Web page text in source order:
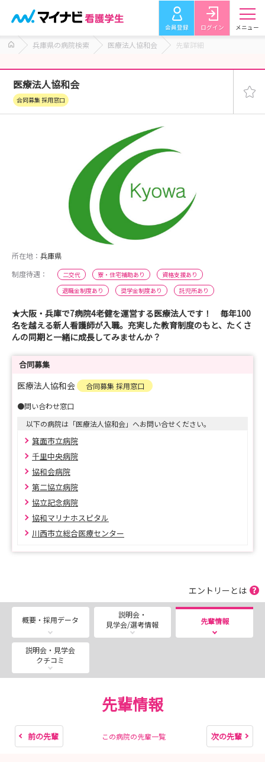
会員登録 ログイン メニュー
兵庫県の病院検索 医療法人協和会 先輩詳細
医療法人協和会
合同募集 採用窓口
所在地： 兵庫県
制度待遇：
二交代 寮・住宅補助あり
資格支援あり
退職金制度あり
奨学金制度あり 託児所あり
★大阪・兵庫で7病院4老健を運営する医療法人です！ 毎年100
名を越える新人看護師が入職。充実した教育制度のもと、たくさ
んの同期と一緒に成長してみませんか？
合同募集
医療法人協和会
合同募集 採用窓口
●問い合わせ窓口
以下の病院は「医療法人協和会」へお問い合せください。
箕面市立病院
千里中央病院
協和会病院
第二協立病院
協立記念病院
協和マリナホスピタル
川西市立総合医療センター
エントリーとは
概要・採用データ
説明会・
見学会/選考情報
先輩情報
説明会・見学会
クチコミ
先輩情報
前の先輩 この病院の先輩一覧 次の先輩